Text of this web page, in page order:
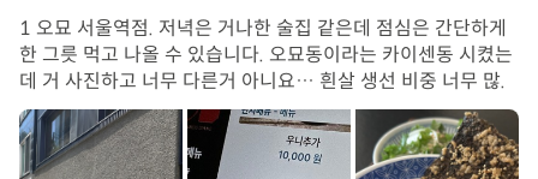
1 오묘 서울역점. 저녁은 거나한 술집 같은데 점심은 간단하게
한 그릇 먹고 나올 수 있습니다. 오묘동이라는 카이센동 시켰는
데 거 사진하고 너무 다른거 아니요… 흰살 생선 비중 너무 많.